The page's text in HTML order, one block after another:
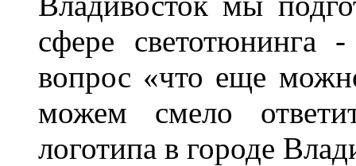
сфере светотюнинга
вопрос «что еще
можем смело
логотипа в городе